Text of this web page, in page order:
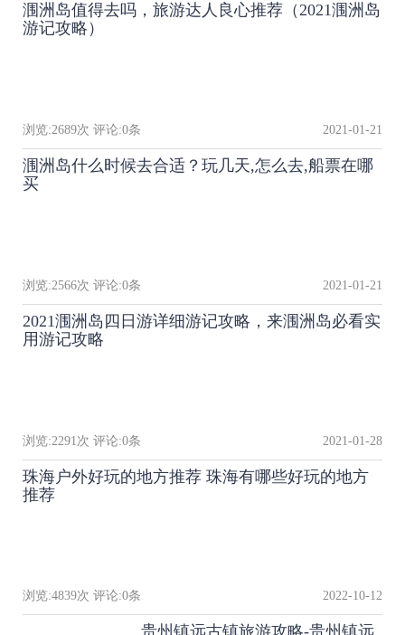
涠洲岛值得去吗，旅游达人良心推荐（2021涠洲岛
游记攻略）
浏览:2689次 评论:0条 2021-01-21
涠洲岛什么时候去合适？玩几天,怎么去,船票在哪
买
浏览:2566次 评论:0条 2021-01-21
2021涠洲岛四日游详细游记攻略，来涠洲岛必看实
用游记攻略
浏览:2291 次 评论:0条 2021-01-28
珠海户外好玩的地方推荐 珠海有哪些好玩的地方
推荐
浏览:4839次 评论:0条 2022-10-12